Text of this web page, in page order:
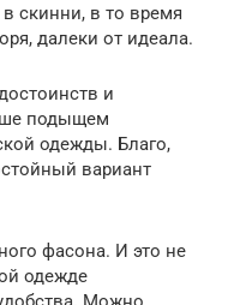
скинни, в то время
далеки от идеала.
и
подыщем
одежды. Благо,
вариант
фасона. И это не
одежде